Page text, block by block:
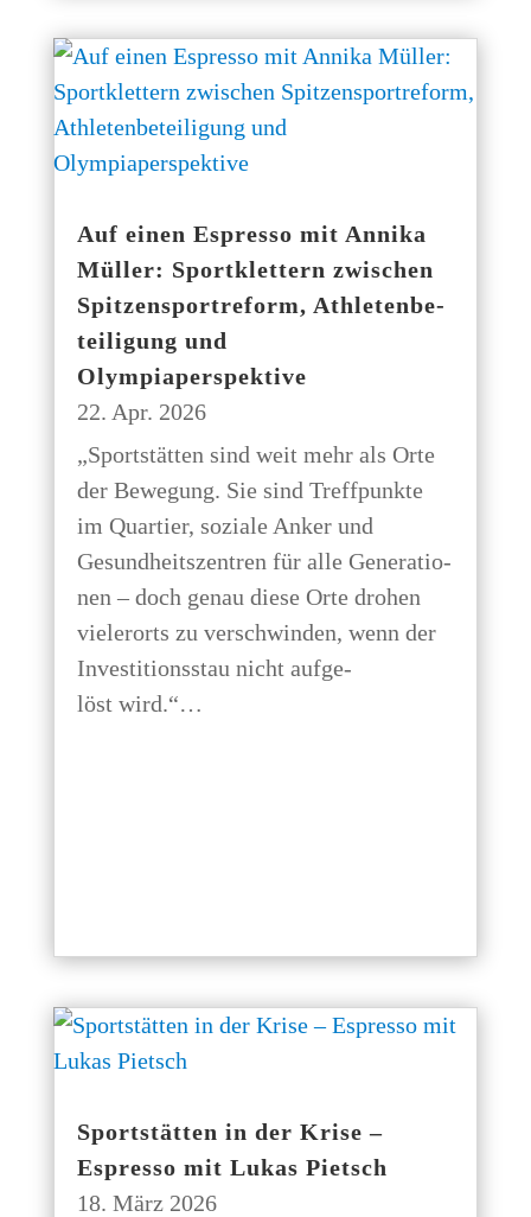
Auf einen Espres­so mit Anni­ka
Mül­ler: Sport­klet­tern zwi­schen
Spit­zen­sport­re­form, Ath­le­ten­be­
tei­li­gung und
Olympiaperspektive
22. Apr. 2026
„Sport­stät­ten sind weit mehr als Orte
der Bewe­gung. Sie sind Treff­punk­te
im Quar­tier, sozia­le Anker und
Gesund­heits­zen­tren für alle Gene­ra­tio­
nen – doch genau die­se Orte dro­hen
vie­ler­orts zu ver­schwin­den, wenn der
Inves­ti­ti­ons­stau nicht auf­ge­
löst wird.“…
Sport­stät­ten in der Kri­se –
Espres­so mit Lukas Pietsch
18. März 2026